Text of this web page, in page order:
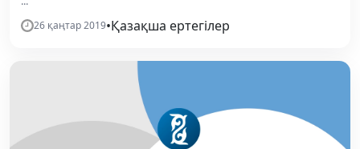
26 қаңтар 2019•Қазақша ертегілер